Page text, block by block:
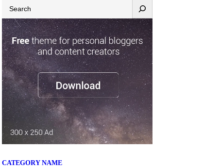
CATEGORY NAME